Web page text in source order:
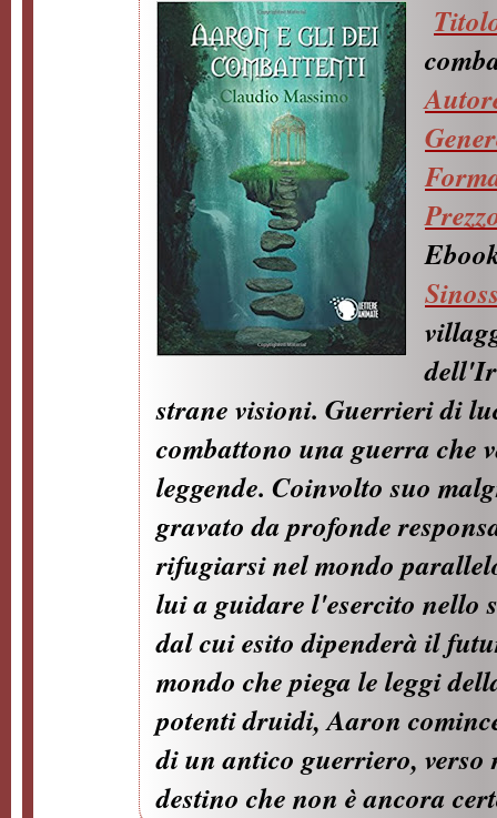
strane visioni. Guerrieri di
combattono una guerra che
leggende. Coinvolto suo
gravato da profonde
rifugiarsi nel mondo
lui a guidare l'esercito nello
dal cui esito dipenderà il
mondo che piega le leggi
potenti druidi, Aaron
di un antico guerriero, verso
destino che non è ancora